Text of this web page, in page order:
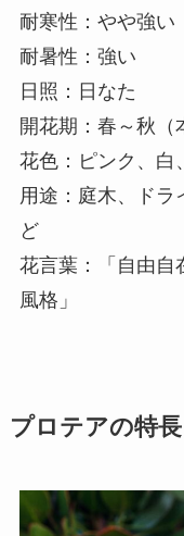
耐寒性：やや強い
耐暑性：強い
日照：日なた
開花期：春～秋（
花色：ピンク、白
用途：庭木、ドラ
ど
花言葉：「自由自
風格」
プロテアの特長